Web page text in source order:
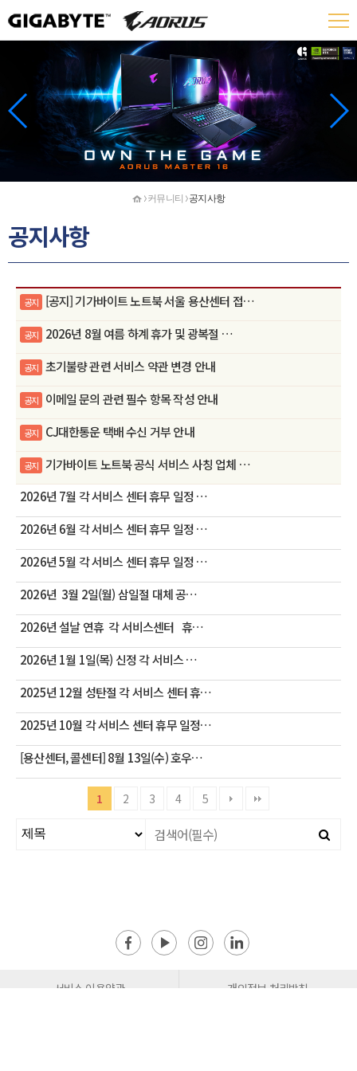
홈커뮤니티 공지사항
공지사항
공지 [공지] 기가바이트 노트북 서울 용산센터 접…
공지 2026년 8월 여름 하계 휴가 및 광복절 …
공지 초기불량 관련 서비스 약관 변경 안내
공지 이메일 문의 관련 필수 항목 작성 안내
공지 CJ대한통운 택배 수신 거부 안내
공지 기가바이트 노트북 공식 서비스 사칭 업체 …
2026년 7월 각 서비스 센터 휴무 일정 …
2026년 6월 각 서비스 센터 휴무 일정 …
2026년 5월 각 서비스 센터 휴무 일정 …
2026년 3월 2일(월) 삼일절 대체 공…
2026년 설날 연휴 각 서비스센터 휴…
2026년 1월 1일(목) 신정 각 서비스 …
2025년 12월 성탄절 각 서비스 센터 휴…
2025년 10월 각 서비스 센터 휴무 일정…
[용산센터, 콜센터] 8월 13일(수) 호우…
1 2 3 4 5
서비스 이용약관 개인정보 처리방침